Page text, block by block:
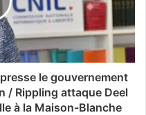
le gouvernement
/ Rippling attaque Deel
à la Maison-Blanche